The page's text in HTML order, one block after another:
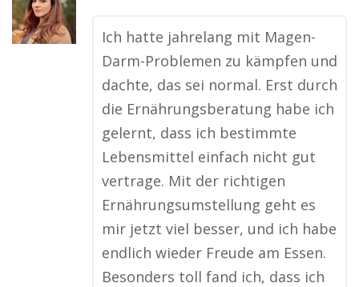
Ich hatte jahrelang mit Magen-
Darm-Problemen zu kämpfen und
dachte, das sei normal. Erst durch
die Ernährungsberatung habe ich
gelernt, dass ich bestimmte
Lebensmittel einfach nicht gut
vertrage. Mit der richtigen
Ernährungsumstellung geht es
mir jetzt viel besser, und ich habe
endlich wieder Freude am Essen.
Besonders toll fand ich, dass ich